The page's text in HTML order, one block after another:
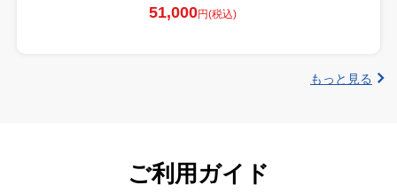
51,000円(税込)
もっと見る
ご利用ガイド